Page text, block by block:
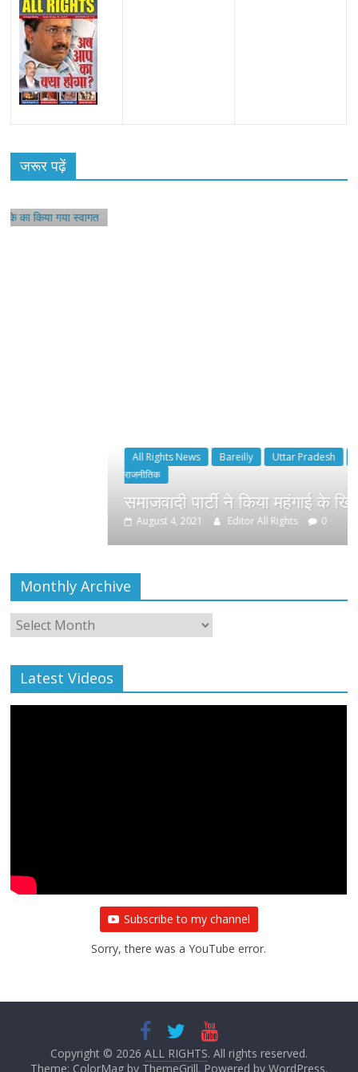
जरूर पढ़ें
Bareilly Uttar Pradesh राजनीति
हॉट
समाजवादी पार्टी ने किया महंगाई के खिलाफ प्रदर्शन
Editor All Rights 0
Monthly Archive
Monthly
Archive
Latest Videos
Subscribe to my channel
Sorry, there was a YouTube error.
Copyright © 2026 ALL RIGHTS. All rights reserved.
Theme: ColorMagby ThemeGrill. Powered by WordPress.